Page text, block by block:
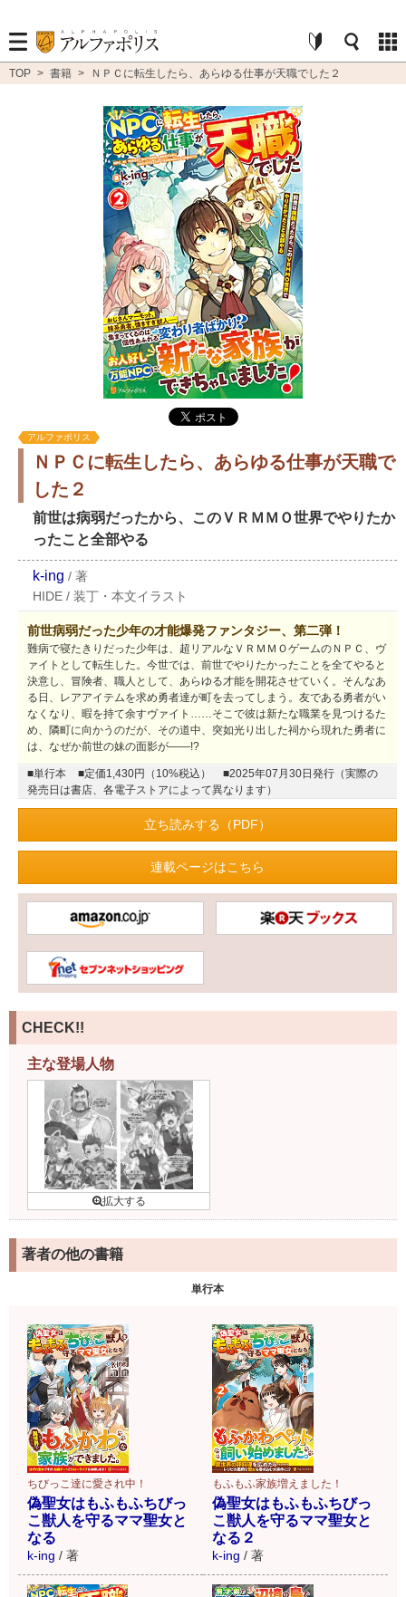
TOP > 書籍 > ＮＰＣに転生したら、あらゆる仕事が天職でした２
アルファポリス
ＮＰＣに転生したら、あらゆる仕事が天職で
した２
前世は病弱だったから、このＶＲＭＭＯ世界でやりたか
ったこと全部やる
k-ing / 著
HIDE / 装丁・本文イラスト
前世病弱だった少年の才能爆発ファンタジー、第二弾！
難病で寝たきりだった少年は、超リアルなＶＲＭＭＯゲームのＮＰＣ、ヴ
ァイトとして転生した。今世では、前世でやりたかったことを全てやると
決意し、冒険者、職人として、あらゆる才能を開花させていく。そんなあ
る日、レアアイテムを求め勇者達が町を去ってしまう。友である勇者がい
なくなり、暇を持て余すヴァイト……そこで彼は新たな職業を見つけるた
め、隣町に向かうのだが、その道中、突如光り出した祠から現れた勇者に
は、なぜか前世の妹の面影が――!?
■単行本 ■定価1,430円（10%税込）
■2025年07月30日発行（実際の
発売日は書店、各電子ストアによって異なります）
立ち読みする（PDF）
連載ページはこちら
CHECK!!
主な登場人物
著者の他の書籍
単行本
ちびっこ達に愛され中！
偽聖女はもふもふちびっ
こ獣人を守るママ聖女と
なる
k-ing / 著
もふもふ家族増えました！
偽聖女はもふもふちびっ
こ獣人を守るママ聖女と
なる２
k-ing / 著